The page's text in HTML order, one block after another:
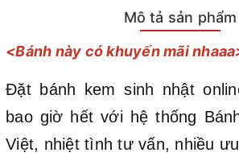
Mô tả sản phẩm
<Bánh này có khuyến mãi
Đặt bánh kem sinh nhật
bao giờ hết với hệ thống
Việt, nhiệt tình tư vấn, nhiều